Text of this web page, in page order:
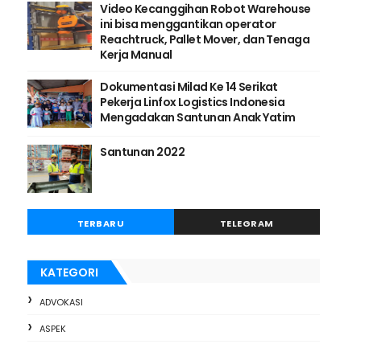
Video Kecanggihan Robot Warehouse
ini bisa menggantikan operator
Reachtruck, Pallet Mover, dan Tenaga
Kerja Manual
Dokumentasi Milad Ke 14 Serikat
Pekerja Linfox Logistics Indonesia
Mengadakan Santunan Anak Yatim
Santunan 2022
TERBARU TELEGRAM
KATEGORI
ADVOKASI
ASPEK